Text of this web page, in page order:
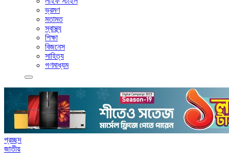
ভ্রমণ
মতামত
স্বাস্থ্য
শিক্ষা
বিজনেস
সাহিত্য
গণমাধ্যম
প্রচ্ছদ
জাতীয়